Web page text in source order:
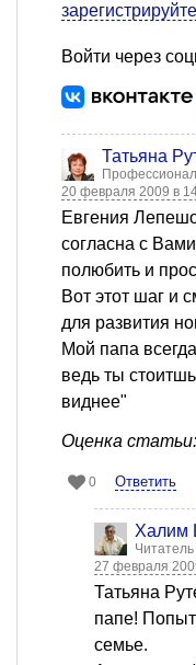
Войти через
Татьяна
Профессионал
20 февраля 2009 в
Евгения
согласна с
полюбить и
Вот этот шаг и
для развития
Мой папа
ведь ты
виднее"
Оценка
0 Ответить
Халим
Читатель
27 февраля
Татьяна
папе!
семье.